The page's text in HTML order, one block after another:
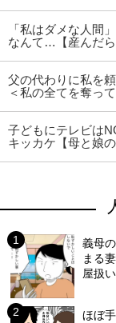
「私はダメな人間
なんて…【産んだら
父の代わりに私を
＜私の全てを奪っ
子どもにテレビは
キッカケ【母と娘
義母
まる
屋扱
ほぼ